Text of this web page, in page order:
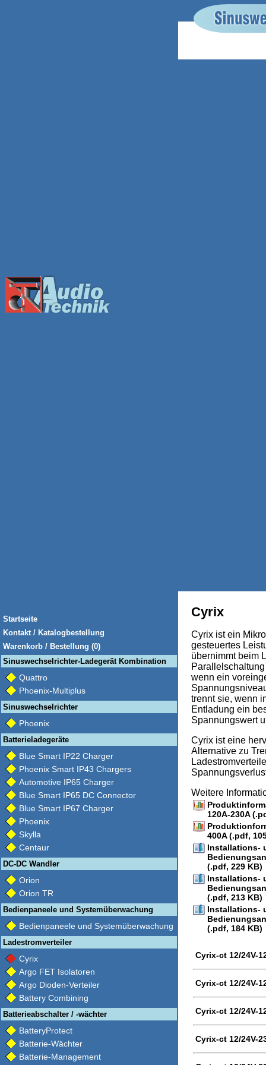
Startseite
Kontakt / Katalogbestellung
Warenkorb / Bestellung (0)
Sinuswechselrichter-Ladegerät Kombination
Quattro
Phoenix-Multiplus
Sinuswechselrichter
Phoenix
Batterieladegeräte
Blue Smart IP22 Charger
Phoenix Smart IP43 Chargers
Automotive IP65 Charger
Blue Smart IP65 DC Connector
Blue Smart IP67 Charger
Phoenix
Skylla
Centaur
DC-DC Wandler
Orion
Orion TR
Bedienpaneele und Systemüberwachung
Bedienpaneele und Systemüberwachung
Ladestromverteiler
Cyrix
Argo FET Isolatoren
Argo Dioden-Verteiler
Battery Combining
Batterieabschalter / -wächter
BatteryProtect
Batterie-Wächter
Batterie-Management
Cyrix
Cyrix ist ein
gesteuertes
übernimmt beim
wenn ein
trennt sie, wenn
Entladung ein
Spannungswert
Cyrix ist eine
Alternative zu
Weitere
120A-230A
400A (.pdf,
Installations-
(.pdf, 229 KB)
Installations-
(.pdf, 213 KB)
Installations-
(.pdf, 184 KB)
Cyrix-ct 12/24V-
Cyrix-ct 12/24V-
Cyrix-ct 12/24V-
Cyrix-ct 12/24V-